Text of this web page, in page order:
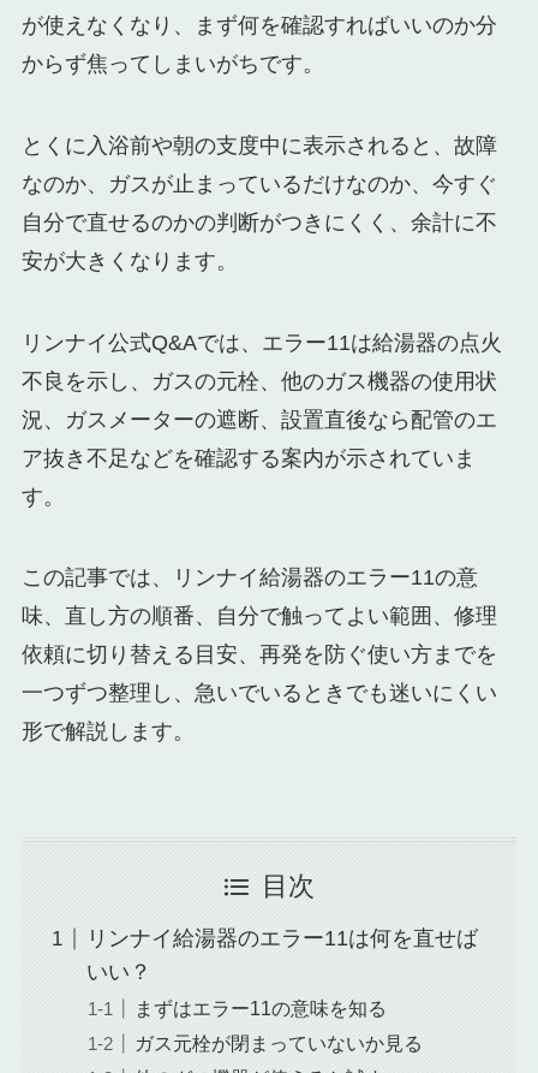
が使えなくなり、まず何を確認すればいいのか分
からず焦ってしまいがちです。
とくに入浴前や朝の支度中に表示されると、故障
なのか、ガスが止まっているだけなのか、今すぐ
自分で直せるのかの判断がつきにくく、余計に不
安が大きくなります。
リンナイ公式Q&Aでは、エラー11は給湯器の点火
不良を示し、ガスの元栓、他のガス機器の使用状
況、ガスメーターの遮断、設置直後なら配管のエ
ア抜き不足などを確認する案内が示されていま
す。
この記事では、リンナイ給湯器のエラー11の意
味、直し方の順番、自分で触ってよい範囲、修理
依頼に切り替える目安、再発を防ぐ使い方までを
一つずつ整理し、急いでいるときでも迷いにくい
形で解説します。
目次
リンナイ給湯器のエラー11は何を直せば
いい？
まずはエラー11の意味を知る
ガス元栓が閉まっていないか見る